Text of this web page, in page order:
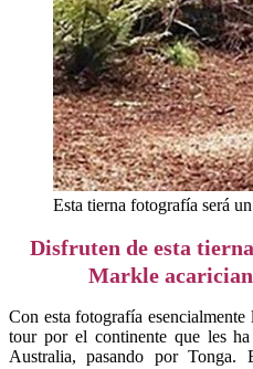
Esta tierna fotografía será
Disfruten de esta
Markle
Con esta fotografía
tour por el continente que les
Australia, pasando por Tonga.